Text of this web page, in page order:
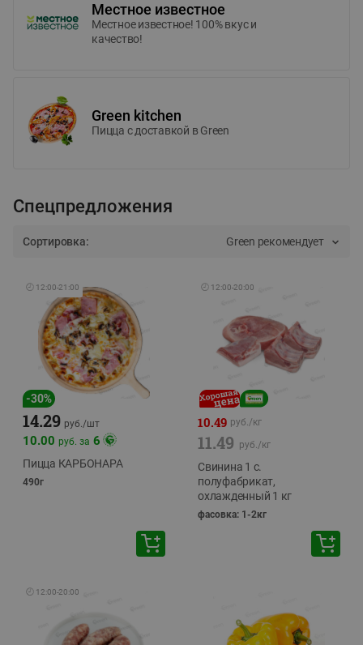
Местное известное
Местное известное! 100% вкус и
качество!
Green kitchen
Пицца c доставкой в Green
Спецпредложения
Сортировка: Green рекомендует
🕘 12:00-21:00
-30%
14.29 руб./шт
10.00 руб. за 6
Пицца КАРБОНАРА
490г
🕘 12:00-20:00
10.49 руб./кг
11.49 руб./кг
Свинина 1 с.
полуфабрикат,
охлажденный 1 кг
фасовка: 1-2кг
🕘 12:00-20:00